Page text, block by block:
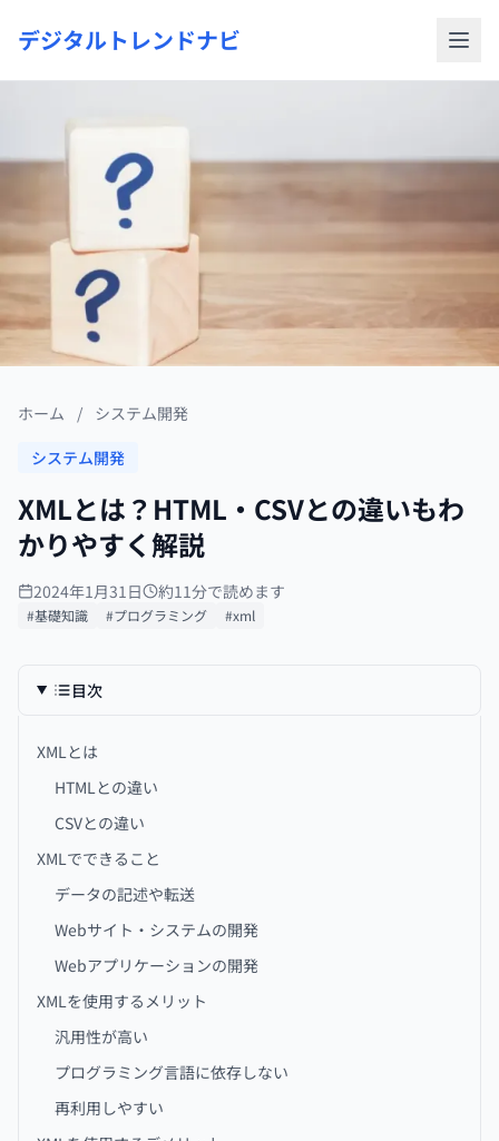
デジタルトレンドナビ
ホーム / システム開発
システム開発
XMLとは？HTML・CSVとの違いもわ
かりやすく解説
2024年1月31日 約11分で読めます
#基礎知識 #プログラミング #xml
目次
XMLとは
HTMLとの違い
CSVとの違い
XMLでできること
データの記述や転送
Webサイト・システムの開発
Webアプリケーションの開発
XMLを使用するメリット
汎用性が高い
プログラミング言語に依存しない
再利用しやすい